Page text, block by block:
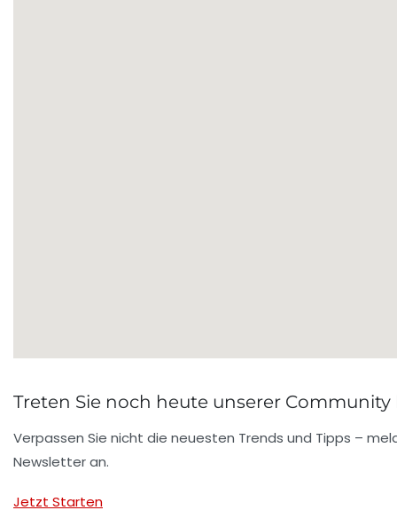
Treten Sie noch heute unserer Community
Verpassen Sie nicht die neuesten Trends und Tipps –
Newsletter an.
Jetzt Starten